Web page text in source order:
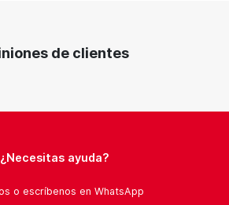
de clientes
¿Necesitas ayuda?
o escríbenos en WhatsApp